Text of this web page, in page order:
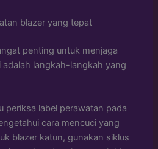
blazer yang tepat
penting untuk menjaga
adalah langkah-langkah yang
periksa label perawatan pada
cara mencuci yang
blazer katun, gunakan siklus